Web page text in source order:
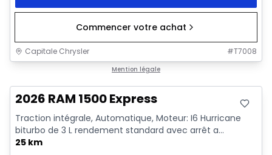
Commencer votre achat
Capitale Chrysler #T7008
Mention légale
2026 RAM 1500 Express
Traction intégrale, Automatique, Moteur: I6 Hurricane
biturbo de 3 L rendement standard avec arrêt a...
25 km